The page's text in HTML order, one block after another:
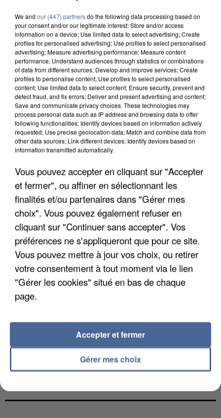
APRÈS TOUTES CES CANICULES, LES REFUGES
DE FAUNE SAUVAGE SONT...
L’UN DES FONDATEURS SUPPOSÉS DE LA DZ
MAFIA INTERPELLÉ EN ALGÉRIE
We and our (447) partnersdo the following data processing based on
your consent and/or our legitimate interest: Store and/or access
information on a device; Use limited data to select advertising; Create
profiles for personalised advertising; Use profiles to select personalised
advertising; Measure advertising performance; Measure content
performance; Understand audiences through statistics or combinations
of data from different sources; Develop and improve services; Create
profiles to personalise content; Use profiles to select personalised
content; Use limited data to select content; Ensure security, prevent and
detect fraud, and fix errors; Deliver and present advertising and content;
Save and communicate privacy choices. These technologies may
process personal data such as IP address and browsing data to offer
following functionalities: Identify devices based on information actively
requested; Use precise geolocation data; Match and combine data from
other data sources; Link different devices; Identify devices based on
information transmitted automatically.
Vous pouvez accepter en cliquant sur "Accepter
et fermer", ou affiner en sélectionnant les
finalités et/ou partenaires dans "Gérer mes
choix". Vous pouvez également refuser en
cliquant sur "Continuer sans accepter". Vos
préférences ne s'appliqueront que pour ce site.
Vous pouvez mettre à jour vos choix, ou retirer
votre consentement à tout moment via le lien
"Gérer les cookies" situé en bas de chaque
page.
Gérer mes choix
Accepter et fermer